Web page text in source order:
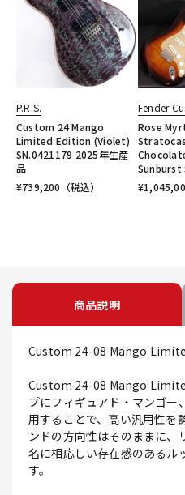
P.R.S.
Custom 24 Mango
Limited Edition (Violet)
SN.0421179 2025年生産
品
¥739,200 （税込）
Fender
Rose
Sunburst
¥
商品説明
Custom 24-08 Mango
Custom 24-08 Mango
プにフィギュアド・マンゴー
用することで、高い汎用性
ンドの方向性はそのままに、
名に相応しい存在感のあるル
す。